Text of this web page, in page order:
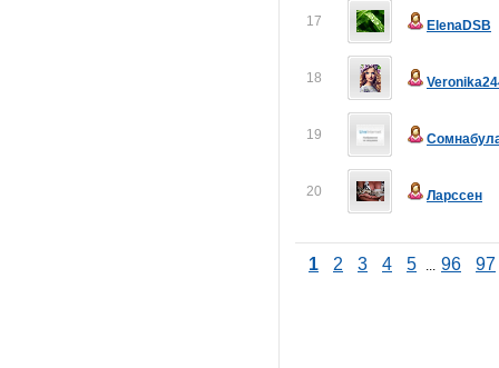
17 ElenaDSB
18
19
20 Ларссен
1 2 3 4 5 ... 96 97